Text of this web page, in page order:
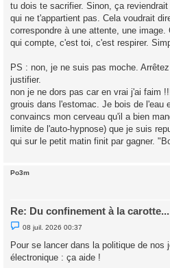
tu dois te sacrifier. Sinon, ça
qui ne t'appartient pas. Cela voudrait
correspondre à une attente, une
qui compte, c'est toi, c'est respirer.
PS : non, je ne suis pas moche.
justifier.
non je ne dors pas car en vrai j'ai faim
grouis dans l'estomac. Je bois de l'eau
convaincs mon cerveau qu'il a bien
limite de l'auto-hypnose) que je suis
qui sur le petit matin finit par gagner.
Po3m
Re: Du confinement à la carotte...
M
e
s
a
08 juil. 2026 00:37
Pour se lancer dans la politique de nos
électronique : ça aide !